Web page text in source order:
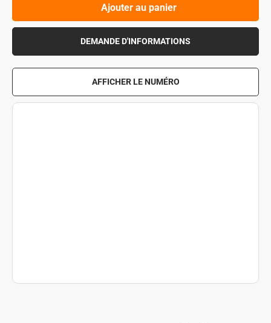
Ajouter au panier
DEMANDE D'INFORMATIONS
AFFICHER LE NUMÉRO